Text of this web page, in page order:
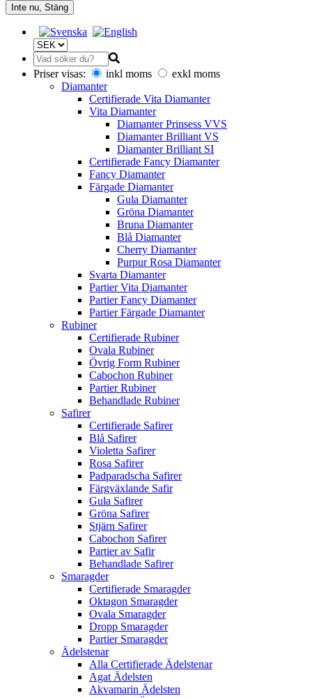
Inte nu, Stäng
Priser visas: inkl moms
exkl moms
Diamanter
Certifierade Vita Diamanter
Vita Diamanter
Diamanter Prinsess VVS
Diamanter Brilliant VS
Diamanter Brilliant SI
Certifierade Fancy Diamanter
Fancy Diamanter
Färgade Diamanter
Gula Diamanter
Gröna Diamanter
Bruna Diamanter
Blå Diamanter
Cherry Diamanter
Purpur Rosa Diamanter
Svarta Diamanter
Partier Vita Diamanter
Partier Fancy Diamanter
Partier Färgade Diamanter
Rubiner
Certifierade Rubiner
Ovala Rubiner
Övrig Form Rubiner
Cabochon Rubiner
Partier Rubiner
Behandlade Rubiner
Safirer
Certifierade Safirer
Blå Safirer
Violetta Safirer
Rosa Safirer
Padparadscha Safirer
Färgväxlande Safir
Gula Safirer
Gröna Safirer
Stjärn Safirer
Cabochon Safirer
Partier av Safir
Behandlade Safirer
Smaragder
Certifierade Smaragder
Oktagon Smaragder
Ovala Smaragder
Dropp Smaragder
Partier Smaragder
Ädelstenar
Alla Certifierade Ädelstenar
Agat Ädelsten
Akvamarin Ädelsten